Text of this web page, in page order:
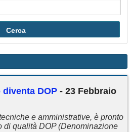
DOP - 23 Febbraio
e amministrative, è pronto
di qualità DOP (Denominazione